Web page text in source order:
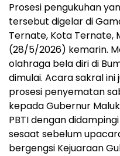
Prosesi pengukuhan
tersebut digelar di
Ternate, Kota Ternate,
(28/5/2026) kemarin.
olahraga bela diri di
dimulai. Acara sakral
prosesi penyematan
kepada Gubernur
PBTI dengan
sesaat sebelum
bergengsi Kejuaraan